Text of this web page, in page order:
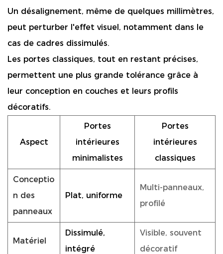
Un désalignement, même de quelques millimètres,
peut perturber l'effet visuel, notamment dans le
cas de cadres dissimulés.
Les portes classiques, tout en restant précises,
permettent une plus grande tolérance grâce à
leur conception en couches et leurs profils
décoratifs.
Aspect
Portes
intérieures
minimalistes
Portes
intérieures
classiques
Conceptio
n des
panneaux
Plat, uniforme
Multi-panneaux,
profilé
Matériel
Dissimulé,
intégré
Visible, souvent
décoratif